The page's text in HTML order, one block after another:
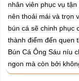
nhân viên phục vụ
nên thoải mái và trọn
bún cá sẽ chinh phục
thành điểm đến quen
Bún Cá Ông Sáu níu
ngon mà còn bởi